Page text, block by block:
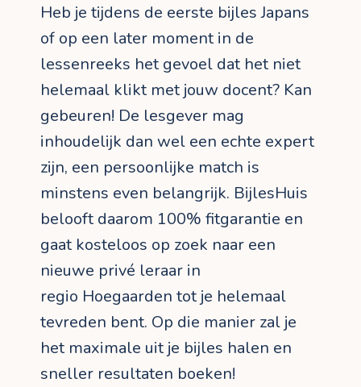
Heb je tijdens de eerste bijles Japans
of op een later moment in de
lessenreeks het gevoel dat het niet
helemaal klikt met jouw docent? Kan
gebeuren! De lesgever mag
inhoudelijk dan wel een echte expert
zijn, een persoonlijke match is
minstens even belangrijk. BijlesHuis
belooft daarom 100% fitgarantie en
gaat kosteloos op zoek naar een
nieuwe privé leraar in
regio Hoegaarden tot je helemaal
tevreden bent. Op die manier zal je
het maximale uit je bijles halen en
sneller resultaten boeken!